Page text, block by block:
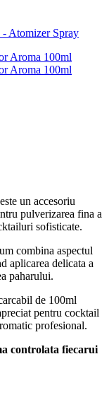
un accesoriu
pulverizarea fina a
sofisticate.
combina aspectul
aplicarea delicata a
paharului.
de 100ml
pentru cocktail
profesional.
controlata fiecarui